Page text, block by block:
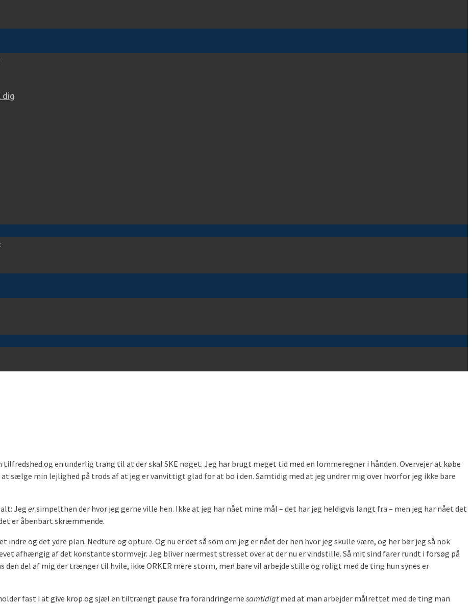
dig
og en underlig trang til at der skal SKE noget. Jeg har brugt meget tid med en lommeregner i hånden. Overvejer at købe
sælge min lejlighed på trods af at jeg er vanvittigt glad for at bo i den. Samtidig med at jeg undrer mig over hvorfor jeg ikke bare
Jeg ersimpelthen der hvor jeg gerne ville hen. Ikke at jeg har nået mine mål – det har jeg heldigvis langt fra – men jeg har nået det
er åbenbart skræmmende.
indre og det ydre plan. Nedture og opture. Og nu er det så som om jeg er nået der hen hvor jeg skulle være, og her bør jeg så nok
afhængig af det konstante stormvejr. Jeg bliver nærmest stresset over at der nu er vindstille. Så mit sind farer rundt i forsøg på
den del af mig der trænger til hvile, ikke ORKER mere storm, men bare vil arbejde stille og roligt med de ting hun synes er
fast i at give krop og sjæl en tiltrængt pause fra forandringernesamtidigtmed at man arbejder målrettet med de ting man